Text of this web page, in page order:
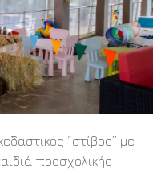
“στίβος” με
προσχολικής